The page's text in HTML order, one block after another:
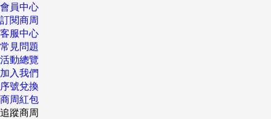
會員中心
訂閱商周
客服中心
常見問題
活動總覽
加入我們
序號兌換
商周紅包
追蹤商周